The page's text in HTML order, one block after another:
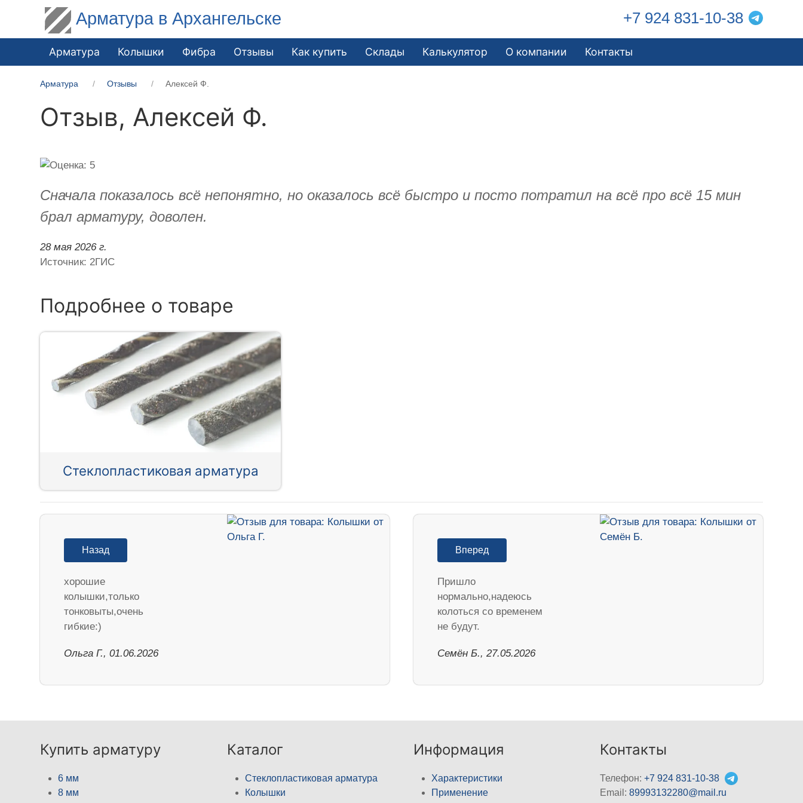
Арматура в Архангельске +7 924 831-10-38
Арматура Колышки Фибра Отзывы Как купить Склады Калькулятор О компании Контакты
Арматура Отзывы Алексей Ф.
Отзыв, Алексей Ф.
Сначала показалось всё непонятно, но оказалось всё быстро и посто потратил на всё про всё 15 мин
брал арматуру, доволен.
28 мая 2026 г.
Источник: 2ГИС
Подробнее о товаре
Стеклопластиковая арматура
Назад
хорошие
колышки,только
тонковыты,очень
гибкие:)
Ольга Г., 01.06.2026
Вперед
Пришло
нормально,надеюсь
колоться со временем
не будут.
Семён Б., 27.05.2026
Купить арматуру
6 мм
8 мм
Каталог
Стеклопластиковая арматура
Колышки
Информация
Характеристики
Применение
Контакты
Телефон:+7 924 831-10-38
Email:89993132280@mail.ru